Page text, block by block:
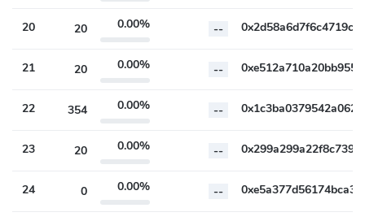
20 20 0.00% --
21 20 0.00% --
22 354 0.00% --
23 20 0.00% --
24 0 0.00% --